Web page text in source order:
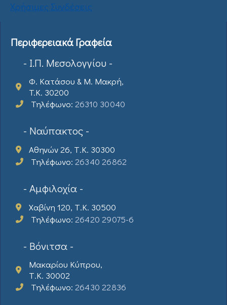
Χρήσιμες Συνδέσεις
Περιφερειακά Γραφεία
- Ι.Π. Μεσολογγίου -
Φ. Κατάσου & Μ. Μακρή,
T.K. 30200
Τηλέφωνο: 26310 30040
- Ναύπακτος -
Αθηνών 26, Τ.Κ. 30300
Τηλέφωνο: 26340 26862
- Αμφιλοχία -
Χαβίνη 120, Τ.Κ. 30500
Τηλέφωνο: 26420 29075-6
- Βόνιτσα -
Μακαρίου Κύπρου,
Τ.Κ. 30002
Τηλέφωνο: 26430 22836